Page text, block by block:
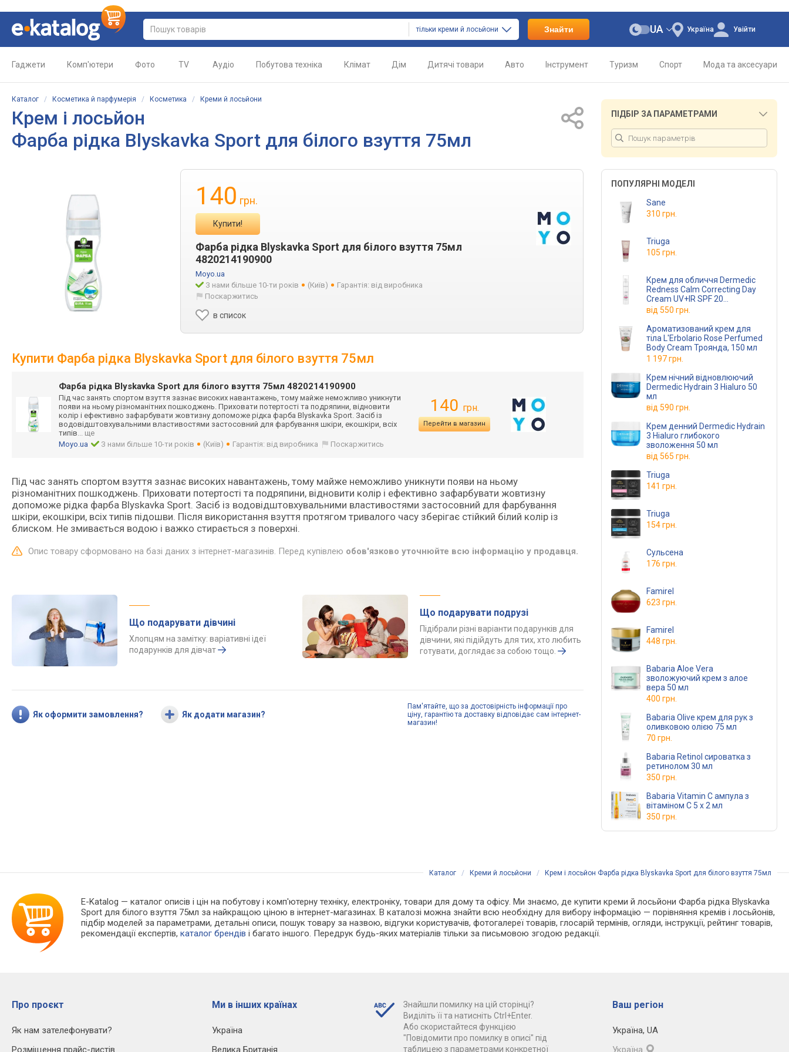
тільки креми й лосьйони Знайти Україна
UA Увійти
Гаджети Комп'ютери Фото TV Аудіо Побутова техніка Клімат Дім Дитячі товари Авто Інструмент Туризм Спорт Мода та аксесуари
Каталог / Косметика й парфумерія / Косметика / Креми й лосьйони
Крем і лосьйон
Фарба рідка Blyskavka Sport для білого взуття 75мл
140 грн.
Купити!
Фарба рідка Blyskavka Sport для білого взуття 75мл
4820214190900
Moyo.ua
З нами більше 10-ти років
(Київ)
Гарантія: від виробника
Поскаржитись
в список
Купити Фарба рідка Blyskavka Sport для білого взуття 75мл
Фарба рідка Blyskavka Sport для білого взуття 75мл 4820214190900
Під час занять спортом взуття зазнає високих навантажень, тому майже неможливо уникнути
появи на ньому різноманітних пошкоджень. Приховати потертості та подряпини, відновити
колір і ефективно зафарбувати жовтизну допоможе рідка фарба Blyskavka Sport. Засіб із
водовідштовхувальними властивостями застосовний для фарбування шкіри, екошкіри, всіх
типів... ще
Moyo.ua
З нами більше 10-ти років (Київ) Гарантія: від виробника Поскаржитись
140 грн.
Перейти в магазин
Під час занять спортом взуття зазнає високих навантажень, тому майже неможливо уникнути появи на ньому
різноманітних пошкоджень. Приховати потертості та подряпини, відновити колір і ефективно зафарбувати жовтизну
допоможе рідка фарба Blyskavka Sport. Засіб із водовідштовхувальними властивостями застосовний для фарбування
шкіри, екошкіри, всіх типів підошви. Після використання взуття протягом тривалого часу зберігає стійкий білий колір із
блиском. Не змивається водою і важко стирається з поверхні.
Опис товару сформовано на базі даних з інтернет-магазинів. Перед купівлею обов'язково уточнюйте всю інформацію у продавця.
Що подарувати дівчині
Хлопцям на замітку: варіативні ідеї
подарунків для дівчат
Що подарувати подрузі
Підібрали різні варіанти подарунків для
дівчини, які підійдуть для тих, хто любить
готувати, доглядає за собою тощо.
Як оформити замовлення? Як додати магазин?
Пам'ятайте, що за достовірність інформації про
ціну, гарантію та доставку відповідає сам інтернет-
магазин!
ПІДБІР ЗА ПАРАМЕТРАМИ
ПОПУЛЯРНІ МОДЕЛІ
Sane
310 грн.
Triuga
105 грн.
Крем для обличчя Dermedic
Redness Calm Correcting Day
Cream UV+IR SPF 20
Коригувальний Денний 40 мл
від 550 грн.
Ароматизований крем для
тіла L'Erbolario Rose Perfumed
Body Cream Троянда, 150 мл
1 197 грн.
Крем нічний відновлюючий
Dermedic Hydrain 3 Hialuro 50
мл
від 590 грн.
Крем денний Dermedic Hydrain
3 Hialuro глибокого
зволоження 50 мл
від 565 грн.
Triuga
141 грн.
Triuga
154 грн.
Сульсена
176 грн.
Famirel
623 грн.
Famirel
448 грн.
Babaria Aloe Vera
зволожуючий крем з алое
вера 50 мл
400 грн.
Babaria Olive крем для рук з
оливковою олією 75 мл
70 грн.
Babaria Retinol сироватка з
ретинолом 30 мл
350 грн.
Babaria Vitamin C ампула з
вітаміном С 5 x 2 мл
350 грн.
Каталог / Креми й лосьйони / Крем і лосьйон Фарба рідка Blyskavka Sport для білого взуття 75мл
E-Katalog — каталог описів і цін на побутову і комп'ютерну техніку, електроніку, товари для дому та офісу. Ми знаємо, де купити креми й лосьйони Фарба рідка Blyskavka
Sport для білого взуття 75мл за найкращою ціною в інтернет-магазинах. В каталозі можна знайти всю необхідну для вибору інформацію — порівняння кремів і лосьйонів,
підбір моделей за параметрами, детальні описи, пошук товару за назвою, відгуки користувачів, фотогалереї товарів, глосарій термінів, огляди, інструкції, рейтинг товарів,
рекомендації експертів,каталог брендів і багато іншого. Передрук будь-яких матеріалів тільки за письмовою згодою редакції.
Про проєкт
Як нам зателефонувати?
Розміщення прайс-листів
Ми в інших країнах
Україна
Велика Британія
Знайшли помилку на цій сторінці?
Виділіть її та натисніть Ctrl+Enter.
Або скористайтеся функцією
"Повідомити про помилку в описі" під
таблицею з параметрами конкретної
Ваш регіон
Україна, UA
Україна